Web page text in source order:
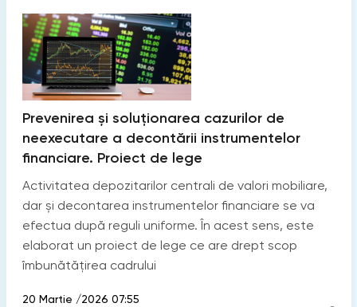
Prevenirea și soluționarea cazurilor de
neexecutare a decontării instrumentelor
financiare. Proiect de lege
Activitatea depozitarilor centrali de valori mobiliare,
dar și decontarea instrumentelor financiare se va
efectua după reguli uniforme. În acest sens, este
elaborat un proiect de lege ce are drept scop
îmbunătățirea cadrului
20 Martie /2026 07:55